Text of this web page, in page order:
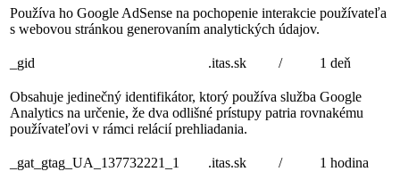
Používa ho Google AdSense na pochopenie interakcie používateľa
s webovou stránkou generovaním analytických údajov.
_gid .itas.sk / 1 deň
Obsahuje jedinečný identifikátor, ktorý používa služba Google
Analytics na určenie, že dva odlišné prístupy patria rovnakému
používateľovi v rámci relácií prehliadania.
_gat_gtag_UA_137732221_1 .itas.sk / 1 hodina